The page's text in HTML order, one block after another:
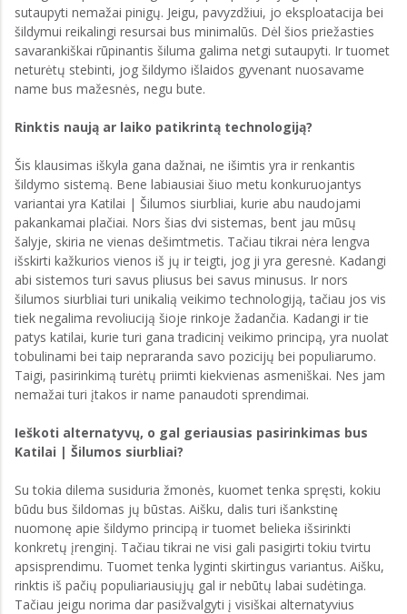
sutaupyti nemažai pinigų. Jeigu, pavyzdžiui, jo eksploatacija bei
šildymui reikalingi resursai bus minimalūs. Dėl šios priežasties
savarankiškai rūpinantis šiluma galima netgi sutaupyti. Ir tuomet
neturėtų stebinti, jog šildymo išlaidos gyvenant nuosavame
name bus mažesnės, negu bute.
Rinktis naują ar laiko patikrintą technologiją?
Šis klausimas iškyla gana dažnai, ne išimtis yra ir renkantis
šildymo sistemą. Bene labiausiai šiuo metu konkuruojantys
variantai yra Katilai | Šilumos siurbliai, kurie abu naudojami
pakankamai plačiai. Nors šias dvi sistemas, bent jau mūsų
šalyje, skiria ne vienas dešimtmetis. Tačiau tikrai nėra lengva
išskirti kažkurios vienos iš jų ir teigti, jog ji yra geresnė. Kadangi
abi sistemos turi savus pliusus bei savus minusus. Ir nors
šilumos siurbliai turi unikalią veikimo technologiją, tačiau jos vis
tiek negalima revoliuciją šioje rinkoje žadančia. Kadangi ir tie
patys katilai, kurie turi gana tradicinį veikimo principą, yra nuolat
tobulinami bei taip nepraranda savo pozicijų bei populiarumo.
Taigi, pasirinkimą turėtų priimti kiekvienas asmeniškai. Nes jam
nemažai turi įtakos ir name panaudoti sprendimai.
Ieškoti alternatyvų, o gal geriausias pasirinkimas bus
Katilai | Šilumos siurbliai?
Su tokia dilema susiduria žmonės, kuomet tenka spręsti, kokiu
būdu bus šildomas jų būstas. Aišku, dalis turi išankstinę
nuomonę apie šildymo principą ir tuomet belieka išsirinkti
konkretų įrenginį. Tačiau tikrai ne visi gali pasigirti tokiu tvirtu
apsisprendimu. Tuomet tenka lyginti skirtingus variantus. Aišku,
rinktis iš pačių populiariausiųjų gal ir nebūtų labai sudėtinga.
Tačiau jeigu norima dar pasižvalgyti į visiškai alternatyvius